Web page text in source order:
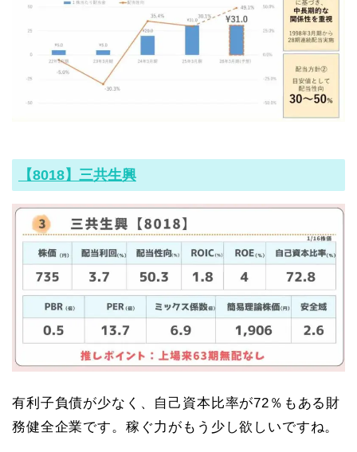
【8018】三共生興
有利子負債が少なく、自己資本比率が72％もある財
務健全企業です。稼ぐ力がもう少し欲しいですね。